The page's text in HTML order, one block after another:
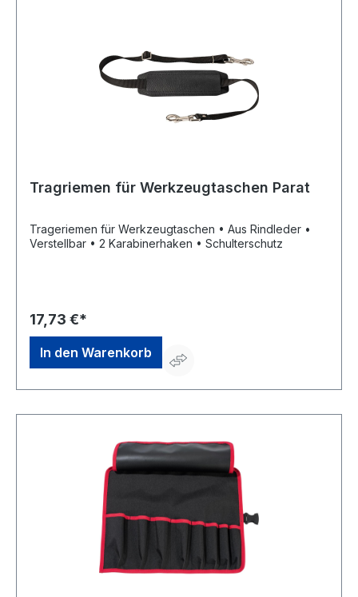
Tragriemen für Werkzeugtaschen Parat
Trageriemen für Werkzeugtaschen • Aus Rindleder •
Verstellbar • 2 Karabinerhaken • Schulterschutz
17,73 €*
In den Warenkorb